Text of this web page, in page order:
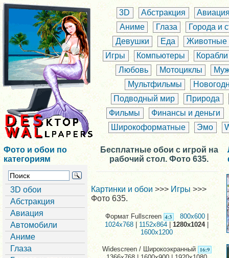
3D Абстракция
Аниме
Глаза
Города и
Девушки
Еда
Животные
Игры
Компьютеры
Корабли
Любовь
Мотоциклы
Мультфильмы
Подводный мир
Природа
Фильмы
Финансы и деньги
Широкоформатные
Эмо
Фото и обои по
категориям
3D обои
Абстракция
Авиация
Автомобили
Аниме
Глаза
Бесплатные обои с игрой на
рабочий стол. Фото 635.
Картинки и обои >>> Игры>>>
Фото 635.
Формат Fullscreen 800x600
1024x768
1152x864|1280x1024|
1600x1200
Widescreen / Широкоэкранный